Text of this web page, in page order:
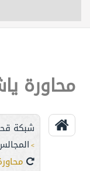
اتصل بنا
محاورة
شبكة
>